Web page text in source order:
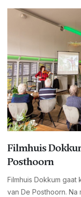
Filmhuis
Posthoorn
Filmhuis Dokkum
van De Posthoorn.